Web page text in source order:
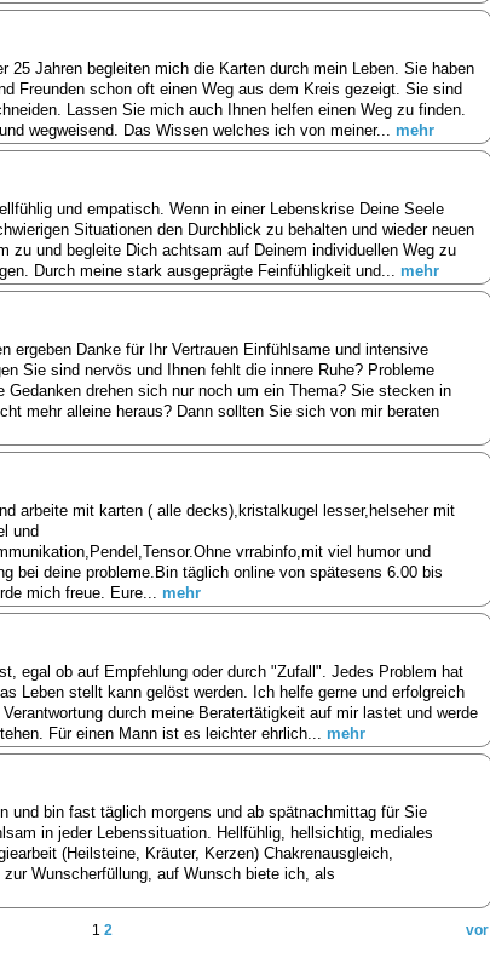
25 Jahren begleiten mich die Karten durch mein Leben. Sie haben
Freunden schon oft einen Weg aus dem Kreis gezeigt. Sie sind
Lassen Sie mich auch Ihnen helfen einen Weg zu finden.
wegweisend. Das Wissen welches ich von meiner... mehr
und empatisch. Wenn in einer Lebenskrise Deine Seele
Situationen den Durchblick zu behalten und wieder neuen
zu und begleite Dich achtsam auf Deinem individuellen Weg zu
Durch meine stark ausgeprägte Feinfühligkeit und... mehr
ergeben Danke für Ihr Vertrauen Einfühlsame und intensive
Sie sind nervös und Ihnen fehlt die innere Ruhe? Probleme
Gedanken drehen sich nur noch um ein Thema? Sie stecken in
mehr alleine heraus? Dann sollten Sie sich von mir beraten
arbeite mit karten ( alle decks),kristalkugel lesser,helseher mit
und
vrrabinfo,mit viel humor und
bei deine probleme.Bin täglich online von spätesens 6.00 bis
mich freue. Eure... mehr
egal ob auf Empfehlung oder durch "Zufall". Jedes Problem hat
Leben stellt kann gelöst werden. Ich helfe gerne und erfolgreich
durch meine Beratertätigkeit auf mir lastet und werde
Für einen Mann ist es leichter ehrlich... mehr
und bin fast täglich morgens und ab spätnachmittag für Sie
in jeder Lebenssituation. Hellfühlig, hellsichtig, mediales
(Heilsteine, Kräuter, Kerzen) Chakrenausgleich,
Wunscherfüllung, auf Wunsch biete ich, als
1 2 vor